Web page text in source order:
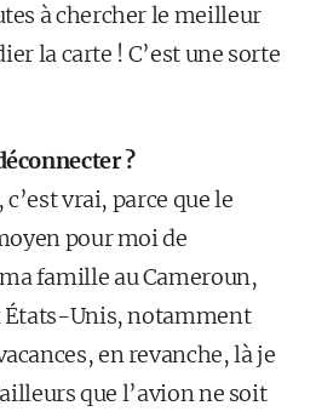
à chercher le meilleur
la carte ! C’est une sorte
?
c’est vrai, parce que le
pour moi de
famille au Cameroun,
États-Unis, notamment
en revanche, là je
que l’avion ne soit